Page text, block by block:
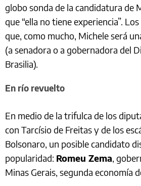
globo sonda de la candidatura de
que “ella no tiene experiencia”.
que, como mucho, Michele será
(a senadora o a gobernadora del
Brasilia).
En río revuelto
En medio de la trifulca de los
con Tarcísio de Freitas y de los
Bolsonaro, un posible candidato
popularidad: Romeu Zema,
Minas Gerais, segunda economía